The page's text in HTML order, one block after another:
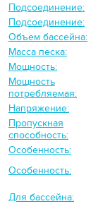
Подсоединение:
Подсоединение:
Объем бассейна:
Масса песка:
Мощность:
Мощность
потребляемая:
Напряжение:
Пропускная
способность:
Особенность:
Особенность:
Для бассейна: